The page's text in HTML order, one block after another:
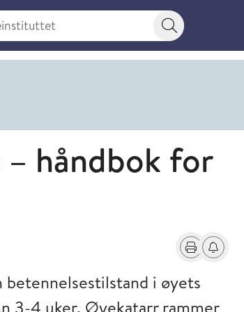
Søkeknapp
håndbok for
Skriv ut
Få
i øyets
3-4 uker. Øyekatarr rammer